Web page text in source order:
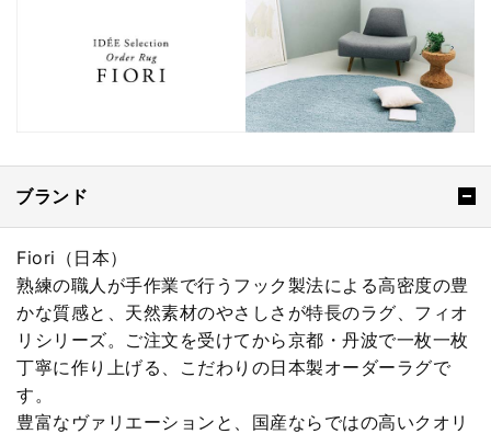
ブランド
Fiori（日本）
熟練の職人が手作業で行うフック製法による高密度の豊
かな質感と、天然素材のやさしさが特長のラグ、フィオ
リシリーズ。ご注文を受けてから京都・丹波で一枚一枚
丁寧に作り上げる、こだわりの日本製オーダーラグで
す。
豊富なヴァリエーションと、国産ならではの高いクオリ